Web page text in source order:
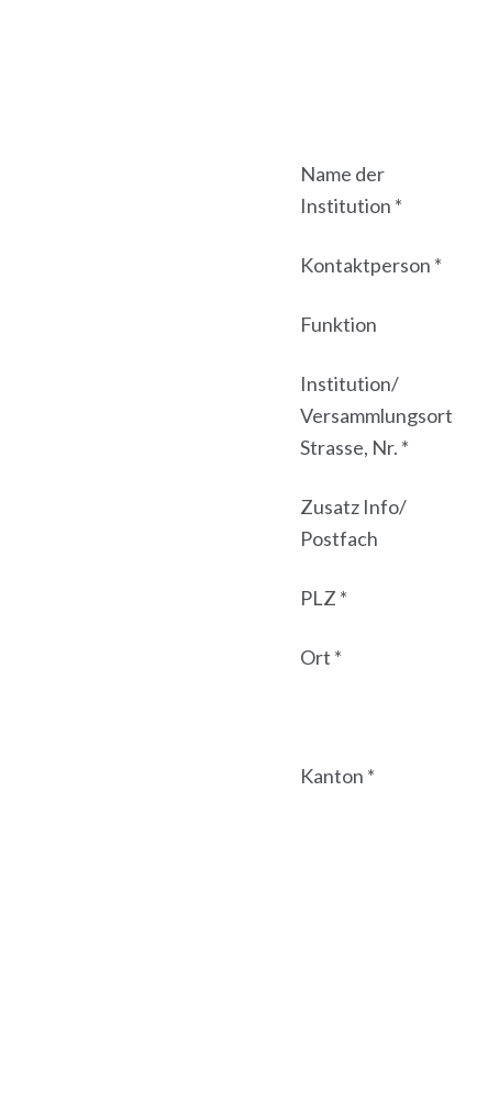
Name der
Institution *
Kontaktperson *
Funktion
Institution/
Versammlungsort
Strasse, Nr. *
Zusatz Info/
Postfach
PLZ *
Ort *
Kanton *